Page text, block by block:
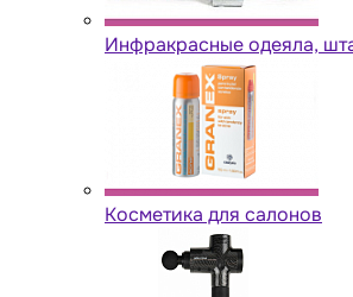
Инфракрасные одеяла,
Косметика для салонов